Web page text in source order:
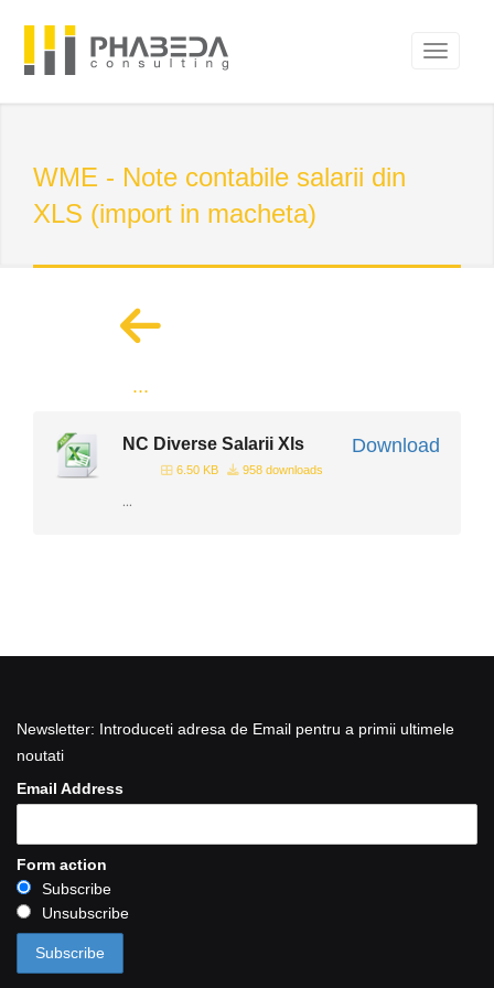
WME - Note contabile salarii din
XLS (import in macheta)
...
Download
NC Diverse Salarii Xls
6.50 KB 958 downloads
...
Newsletter: Introduceti adresa de Email pentru a primii ultimele
noutati
Email Address
Form action
Subscribe
Unsubscribe